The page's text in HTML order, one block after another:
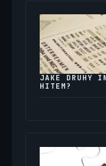
JAKÉ DRUHY
HITEM?